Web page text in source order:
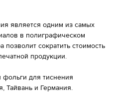
является одним из самых
в полиграфическом
позволит сократить стоимость
продукции.
для тиснения
Тайвань и Германия.